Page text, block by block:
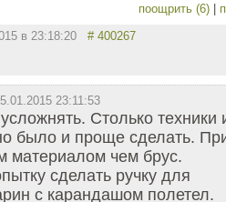
поощрить (6) |
в 23:18:20 # 400267
23:11:53
Столько техники
было и проще сделать.
материалом чем брус.
сделать ручку для
с карандашом полетел.